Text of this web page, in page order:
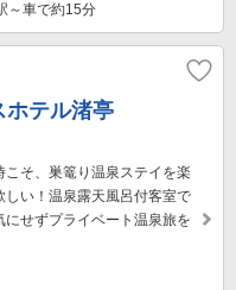
～車で約15分
テル渚亭
こそ、巣篭り温泉ステイを楽
しい！温泉露天風呂付客室で
にせずプライベート温泉旅を